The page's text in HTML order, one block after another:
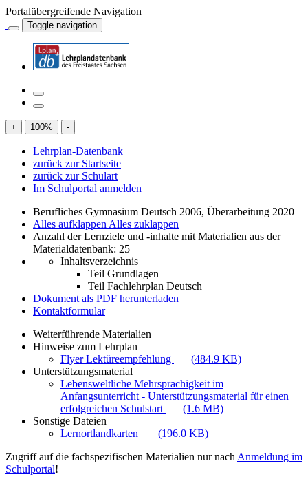
Portalübergreifende Navigation
Toggle navigation
+ 100% -
Lehrplan-Datenbank
zurück zur Startseite
zurück zur Schulart
Im Schulportal anmelden
Berufliches Gymnasium Deutsch 2006, Überarbeitung 2020
Alles aufklappen Alles zuklappen
Anzahl der Lernziele und -inhalte mit Materialien aus der
Materialdatenbank: 25
Inhaltsverzeichnis
Teil Grundlagen
Teil Fachlehrplan Deutsch
Dokument als PDF herunterladen
Kontaktformular
Weiterführende Materialien
Hinweise zum Lehrplan
Flyer Lektüreempfehlung
(484.9 KB)
Unterstützungsmaterial
Lebensweltliche Mehrsprachigkeit im
Anfangsunterricht - Unterstützungsmaterial für einen
erfolgreichen Schulstart
(1.6 MB)
Sonstige Dateien
Lernortlandkarten
(196.0 KB)
Zugriff auf die fachspezifischen Materialien nur nach Anmeldung im
Schulportal!